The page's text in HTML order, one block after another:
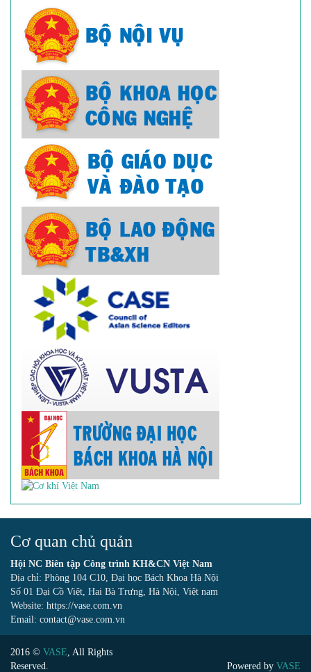
Cơ quan chủ quản
Hội NC Biên tập Công trình KH&CN Việt Nam
Địa chỉ: Phòng 104 C10, Đại học Bách Khoa Hà Nội
Số 01 Đại Cồ Việt, Hai Bà Trưng, Hà Nội, Việt nam
Website: https://vase.com.vn
Email: contact@vase.com.vn
2016 © VASE, All Rights
Reserved.
Powered by VASE